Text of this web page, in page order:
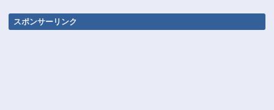
スポンサーリンク